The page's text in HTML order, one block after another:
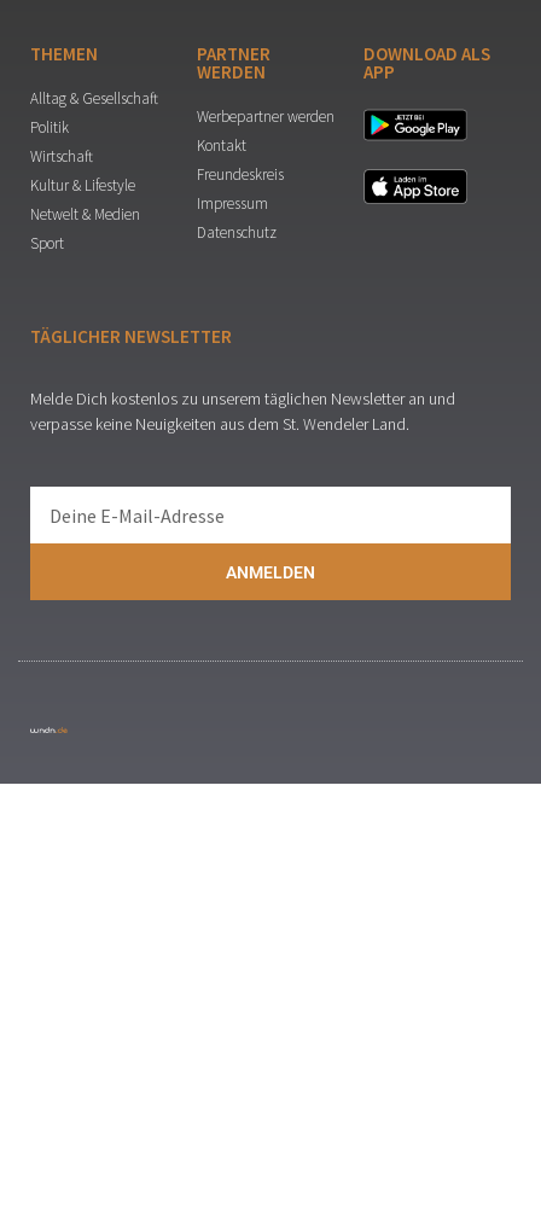
THEMEN
Alltag & Gesellschaft
Politik
Wirtschaft
Kultur & Lifestyle
Netwelt & Medien
Sport
PARTNER
WERDEN
Werbepartner werden
Kontakt
Freundeskreis
Impressum
Datenschutz
DOWNLOAD ALS
APP
TÄGLICHER NEWSLETTER
Melde Dich kostenlos zu unserem täglichen Newsletter an und
verpasse keine Neuigkeiten aus dem St. Wendeler Land.
ANMELDEN